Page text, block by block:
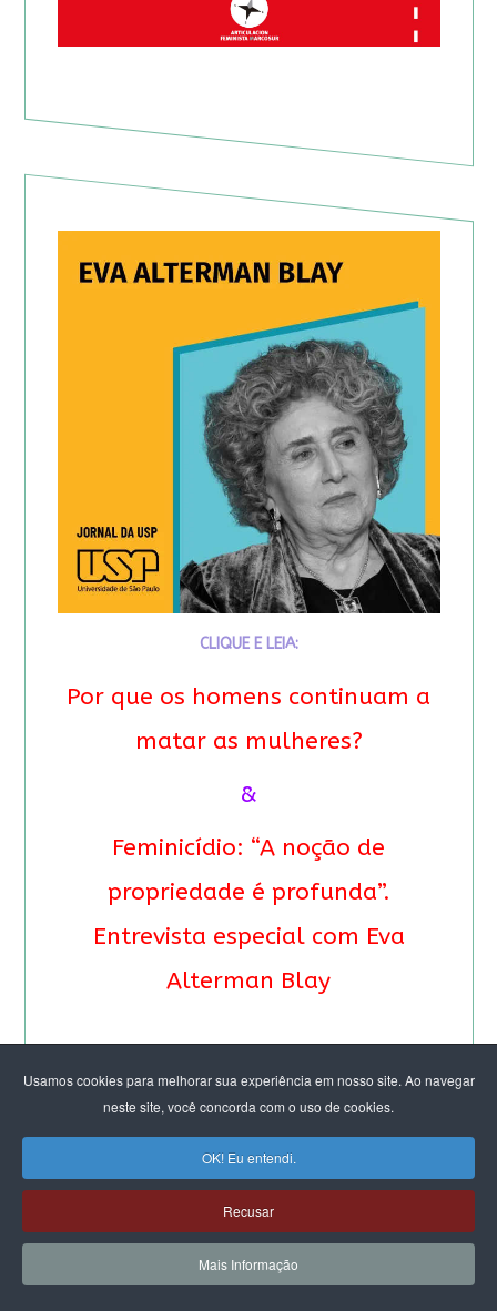
Usamos cookies para melhorar sua experiência em nosso site. Ao navegar
neste site, você concorda com o uso de cookies.
OK! Eu entendi.
Recusar
Mais Informação
CLIQUE E LEIA:
Por que os homens continuam a
matar as mulheres?
&
Feminicídio: “A noção de
propriedade é profunda”.
Entrevista especial com Eva
Alterman Blay